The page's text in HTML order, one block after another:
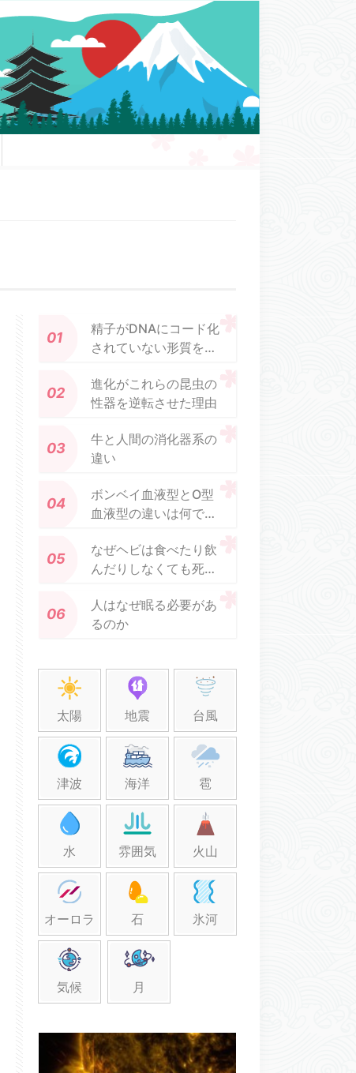
精子がDNAにコード化
されていない形質をど
伝えるかを知っていま
す
進化がこれらの昆虫の
性器を逆転させた理由
牛と人間の消化器系の
違い
ボンベイ血液型とO型
血液型の違いは何です
なぜヘビは食べたり飲
んだりしなくても死ぬ
か?
人はなぜ眠る必要があ
るのか
太陽 地震 台風
津波 海洋 雹
水 雰囲気 火山
オーロラ 石 氷河
気候 月